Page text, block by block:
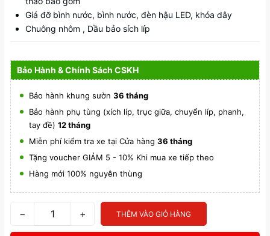
Giá đỡ bình nước, bình nước, đèn hậu LED, khóa dây
Chuông nhôm , Dầu bảo sích líp
Bảo Hành & Chính Sách CSKH
Bảo hành khung sườn 36 tháng
Bảo hành phụ tùng (xích líp, trục giữa, chuyển líp, phanh,
tay đề) 12 tháng
Miễn phí kiểm tra xe tại Cửa hàng 36 tháng
Tặng voucher GIẢM 5 - 10% Khi mua xe tiếp theo
Hàng mới 100% nguyên thùng
− + THÊM VÀO GIỎ HÀNG